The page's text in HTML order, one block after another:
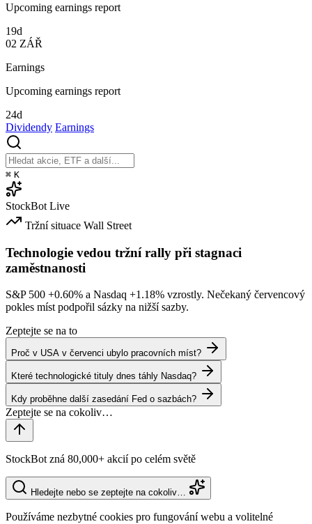
Upcoming earnings report
19d
02 ZÁŘ
Earnings
Upcoming earnings report
24d
Dividendy Earnings
⌘ K
StockBot Live
Tržní situace Wall Street
Technologie vedou tržní rally při stagnaci
zaměstnanosti
S&P 500 +0.60% a Nasdaq +1.18% vzrostly. Nečekaný červencový
pokles míst podpořil sázky na nižší sazby.
Zeptejte se na to
Proč v USA v červenci ubylo pracovních míst?
Které technologické tituly dnes táhly Nasdaq?
Kdy proběhne další zasedání Fed o sazbách?
StockBot zná 80,000+ akcií po celém světě
Hledejte nebo se zeptejte na cokoliv…
Používáme nezbytné cookies pro fungování webu a volitelné